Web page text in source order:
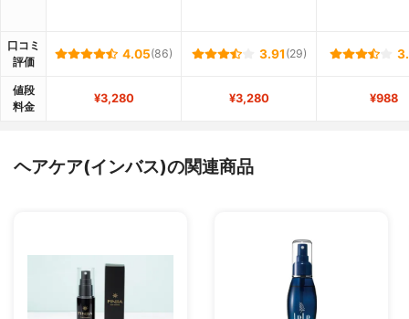
口コミ
評価
4.05(86) 3.91 (29)
値段
料金
¥3,280 ¥3,280 ¥988
ヘアケア(インバス)の関連商品